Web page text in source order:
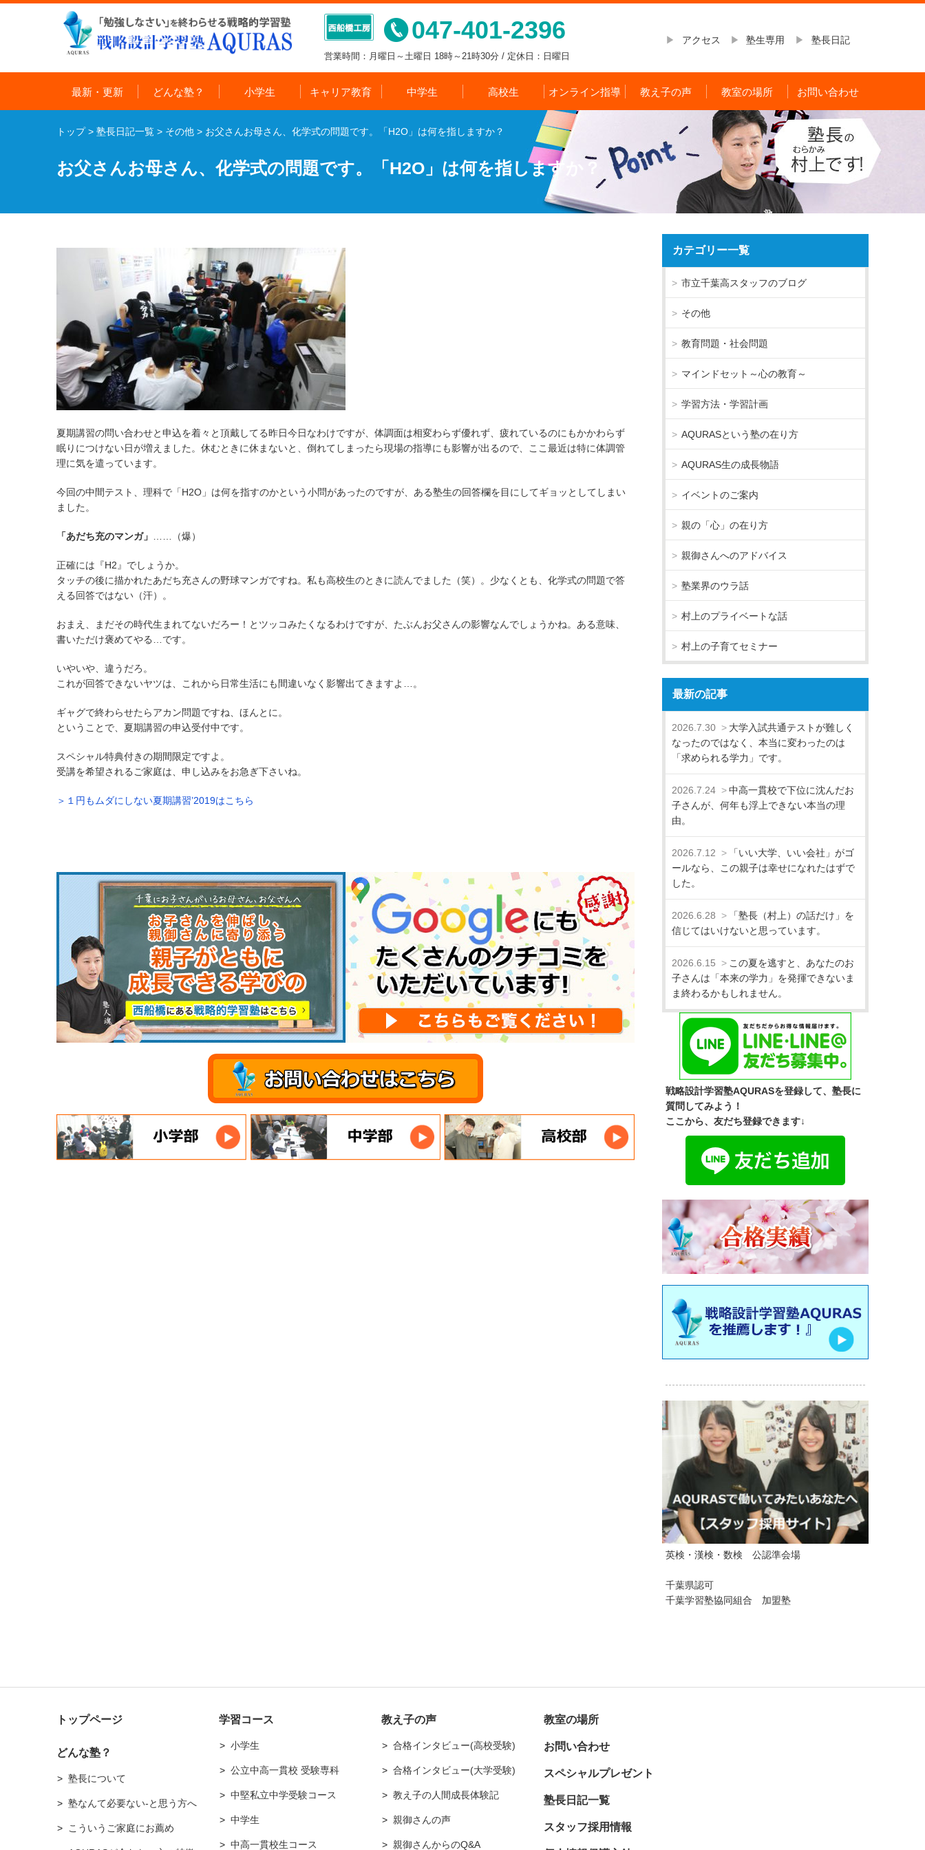
047-401-2396
営業時間：月曜日～土曜日 18時～21時30分 / 定休日：日曜日
アクセス 塾生専用 塾長日記
最新・更新 どんな塾？ 小学生 キャリア教育 中学生 高校生 オンライン指導 教え子の声 教室の場所 お問い合わせ
トップ> 塾長日記一覧 > その他 > お父さんお母さん、化学式の問題です。「H2O」は何を指しますか？
お父さんお母さん、化学式の問題です。「H2O」は何を指しますか？
夏期講習の問い合わせと申込を着々と頂戴してる昨日今日なわけですが、体調面は相変わらず優れず、疲れているのにもかかわらず
眠りにつけない日が増えました。休むときに休まないと、倒れてしまったら現場の指導にも影響が出るので、ここ最近は特に体調管
理に気を遣っています。
今回の中間テスト、理科で「H2O」は何を指すのかという小問があったのですが、ある塾生の回答欄を目にしてギョッとしてしまい
ました。
「あだち充のマンガ」 ……（爆）
正確には『H2』でしょうか。
タッチの後に描かれたあだち充さんの野球マンガですね。私も高校生のときに読んでました（笑）。少なくとも、化学式の問題で答
える回答ではない（汗）。
おまえ、まだその時代生まれてないだろー！とツッコみたくなるわけですが、たぶんお父さんの影響なんでしょうかね。ある意味、
書いただけ褒めてやる…です。
いやいや、違うだろ。
これが回答できないヤツは、これから日常生活にも間違いなく影響出てきますよ…。
ギャグで終わらせたらアカン問題ですね、ほんとに。
ということで、夏期講習の申込受付中です。
スペシャル特典付きの期間限定ですよ。
受講を希望されるご家庭は、申し込みをお急ぎ下さいね。
＞１円もムダにしない夏期講習’2019はこちら
カテゴリー一覧
市立千葉高スタッフのブログ
その他
教育問題・社会問題
マインドセット～心の教育～
学習方法・学習計画
AQURASという塾の在り方
AQURAS生の成長物語
イベントのご案内
親の「心」の在り方
親御さんへのアドバイス
塾業界のウラ話
村上のプライベートな話
村上の子育てセミナー
最新の記事
2026.7.30
大学入試共通テストが難しく
なったのではなく、本当に変わったのは
「求められる学力」です。
2026.7.24
中高一貫校で下位に沈んだお
子さんが、何年も浮上できない本当の理
由。
2026.7.12
「いい大学、いい会社」がゴ
ールなら、この親子は幸せになれたはずで
した。
2026.6.28
「塾長（村上）の話だけ」を
信じてはいけないと思っています。
2026.6.15
この夏を逃すと、あなたのお
子さんは「本来の学力」を発揮できないま
ま終わるかもしれません。
戦略設計学習塾AQURASを登録して、塾長に
質問してみよう！
ここから、友だち登録できます↓
英検・漢検・数検 公認準会場
千葉県認可
千葉学習塾協同組合 加盟塾
トップページ
どんな塾？
塾長について
塾なんて必要ない-と思う方へ
こういうご家庭にお薦め
学習コース
小学生
公立中高一貫校 受験専科
中堅私立中学受験コース
中学生
中高一貫校生コース
教え子の声
合格インタビュー(高校受験)
合格インタビュー(大学受験)
教え子の人間成長体験記
親御さんの声
親御さんからのQ&A
教室の場所
お問い合わせ
スペシャルプレゼント
塾長日記一覧
スタッフ採用情報